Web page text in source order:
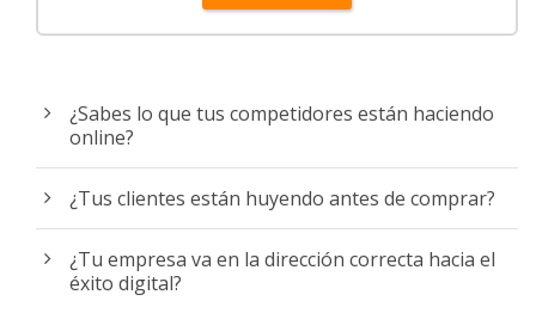
¿Sabes lo que tus competidores están haciendo
online?
¿Tus clientes están huyendo antes de comprar?
¿Tu empresa va en la dirección correcta hacia el
éxito digital?